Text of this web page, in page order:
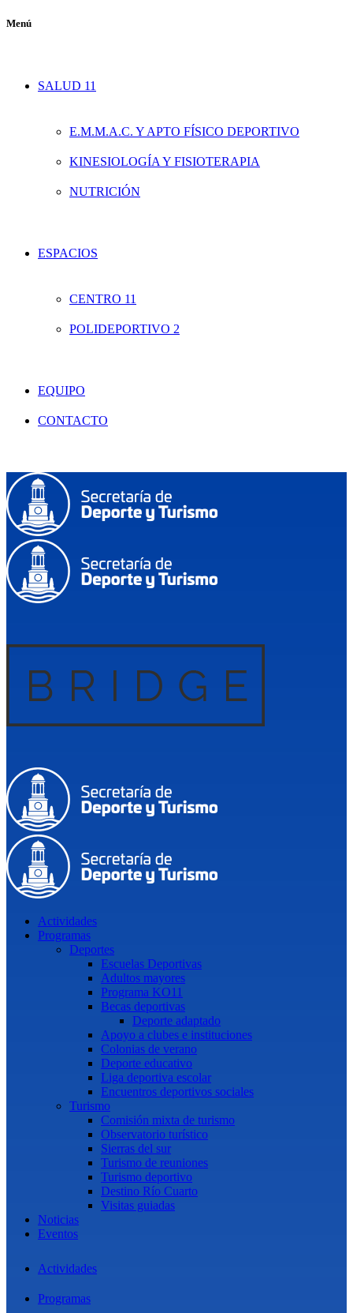
Menú
SALUD 11
E.M.M.A.C. Y APTO FÍSICO DEPORTIVO
KINESIOLOGÍA Y FISIOTERAPIA
NUTRICIÓN
ESPACIOS
CENTRO 11
POLIDEPORTIVO 2
EQUIPO
CONTACTO
Actividades
Programas
Deportes
Escuelas Deportivas
Adultos mayores
Programa KO11
Becas deportivas
Deporte adaptado
Apoyo a clubes e instituciones
Colonias de verano
Deporte educativo
Liga deportiva escolar
Encuentros deportivos sociales
Turismo
Comisión mixta de turismo
Observatorio turístico
Sierras del sur
Turismo de reuniones
Turismo deportivo
Destino Río Cuarto
Visitas guiadas
Noticias
Eventos
Actividades
Programas